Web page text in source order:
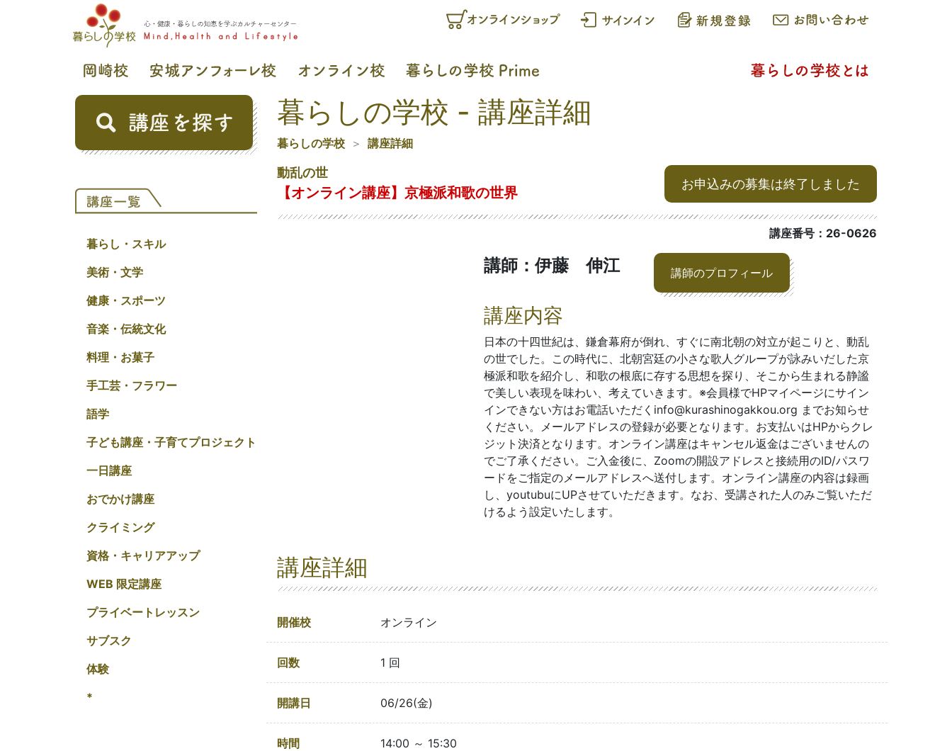
暮らし・スキル
美術・文学
健康・スポーツ
音楽・伝統文化
料理・お菓子
手工芸・フラワー
語学
子ども講座・子育てプロジェクト
一日講座
おでかけ講座
クライミング
資格・キャリアアップ
WEB 限定講座
プライベートレッスン
サブスク
体験
*
暮らしの学校 - 講座詳細
暮らしの学校 講座詳細
動乱の世
【オンライン講座】京極派和歌の世界
お申込みの募集は終了しました
講座番号：26-0626
講師：伊藤 伸江 講師のプロフィール
講座内容
日本の十四世紀は、鎌倉幕府が倒れ、すぐに南北朝の対立が起こりと、動乱
の世でした。この時代に、北朝宮廷の小さな歌人グループが詠みいだした京
極派和歌を紹介し、和歌の根底に存する思想を探り、そこから生まれる静謐
で美しい表現を味わい、考えていきます。※会員様でHPマイページにサイン
インできない方はお電話いただくinfo@kurashinogakkou.org までお知らせ
ください。メールアドレスの登録が必要となります。お支払いはHPからクレ
ジット決済となります。オンライン講座はキャンセル返金はございませんの
でご了承ください。ご入金後に、Zoomの開設アドレスと接続用のID/パスワ
ードをご指定のメールアドレスへ送付します。オンライン講座の内容は録画
し、youtubuにUPさせていただきます。なお、受講された人のみご覧いただ
けるよう設定いたします。
講座詳細
開催校 オンライン
回数 1 回
開講日 06/26(金)
時間 14:00 ～ 15:30